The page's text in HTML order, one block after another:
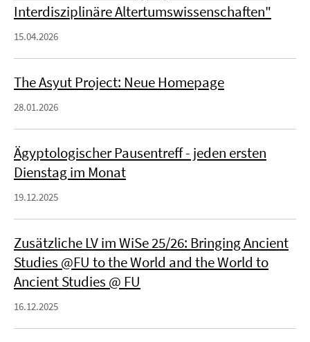
Interdisziplinäre Altertumswissenschaften"
15.04.2026
The Asyut Project: Neue Homepage
28.01.2026
Ägyptologischer Pausentreff - jeden ersten
Dienstag im Monat
19.12.2025
Zusätzliche LV im WiSe 25/26: Bringing Ancient
Studies @FU to the World and the World to
Ancient Studies @ FU
16.12.2025